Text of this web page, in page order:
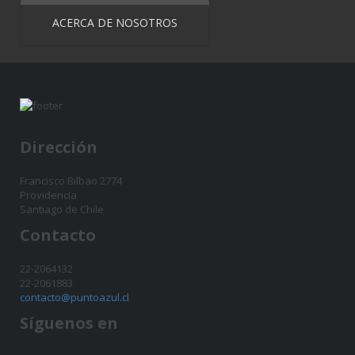
ACERCA DE NOSOTROS
Dirección
Francisco Bilbao 2774
Providencia
Santiago de Chile
Contacto
22-2064132
22-2061883
contacto@puntoazul.cl
Síguenos en